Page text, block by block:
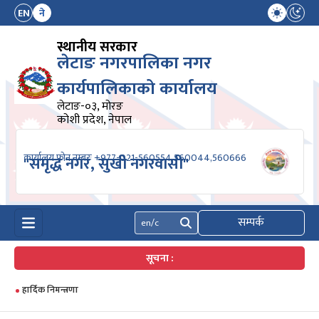
EN ने
स्थानीय सरकार
लेटाङ नगरपालिका नगर
कार्यपालिकाको कार्यालय
लेटाङ-०३, मोरङ
कोशी प्रदेश, नेपाल
कार्यालय फोन नम्बरः +977-021-560554,560044,560666
"समृद्ध नगर, सुखी नगरवासी"
खोज्नुहोस् सम्पर्क
सूचना :
हार्दिक निमन्त्रणा